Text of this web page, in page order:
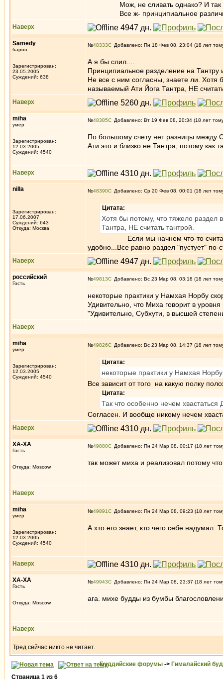
Мож, не сливать однако? И так
Все ж- принципиальное
Наверх
Samedy
барон
Зарегистрирован:
23.05.2005
Суждений: 638
№48333 Добавлено: Пн 18 Фев 08, 23:04 (18 лет
А я бы слил....
Принципиальное разделение на Тантру
Не все с ним согласны, знаете ли. Хотя
называемый Ати Йога Тантра, НЕ
Наверх
miha
умер
Зарегистрирован:
12.03.2005
Суждений: 4540
№48385 Добавлено: Вт 19 Фев 08, 20:34 (18 лет
По большому счету нет разницы между
Ати это и близко не Тантра, потому как
Наверх
nilla
Зарегистрирован:
17.06.2007
Суждений: 643
Откуда: Москва
№48390 Добавлено: Ср 20 Фев 08, 00:01 (18 лет
Цитата:
Хотя бы потому, что тяжело раздел
Тантра, НЕ считать тантрой.
Если мы начнем что-то считать
удобно...Все равно раздел "пустует" по-
Наверх
российский
Гость
№49813 Добавлено: Вс 23 Мар 08, 03:18 (18 лет
некоторые практики у Намхая Норбу
Удивительно, что Миха говорит в
"Удивительно, Субхути, в высшей
Наверх
miha
умер
Зарегистрирован:
12.03.2005
Суждений: 4540
№49826 Добавлено: Вс 23 Мар 08, 14:37 (18 лет
Цитата:
некоторые практики у Намхая
Все зависит от того на какую полку
Цитата:
Так что особенно нечем хвастаться
Согласен. И вообще никому нечем
Наверх
ХА-ХА
Гость
Откуда: Moscow
№49880 Добавлено: Пн 24 Мар 08, 00:17 (18 лет
так может миха и реализовал потому
Наверх
miha
умер
Зарегистрирован:
12.03.2005
Суждений: 4540
№49891 Добавлено: Пн 24 Мар 08, 09:23 (18 лет
А хто его знает, кто чего себе
Наверх
ХА-ХА
Гость
Откуда: Moscow
№49943 Добавлено: Пн 24 Мар 08, 23:37 (18 лет
ага. михе будды из бумбы
Наверх
Тред сейчас никто не читает.
Буддийские форумы -> Гималайский
Страница 1 из 6